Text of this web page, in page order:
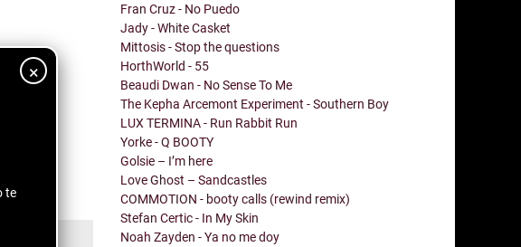
×
te
Fran Cruz - No Puedo
Jady - White Casket
Mittosis - Stop the questions
HorthWorld - 55
Beaudi Dwan - No Sense To Me
The Kepha Arcemont Experiment - Southern Boy
LUX TERMINA - Run Rabbit Run
Yorke - Q BOOTY
Golsie – I’m here
Love Ghost – Sandcastles
COMMOTION - booty calls (rewind remix)
Stefan Certic - In My Skin
Noah Zayden - Ya no me doy